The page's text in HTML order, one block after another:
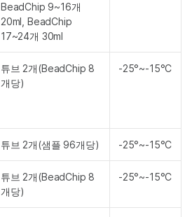
BeadChip 9~16개
20ml, BeadChip
17~24개 30ml
튜브 2개(BeadChip 8
개당)
-25°~-15°C
튜브 2개(샘플 96개당) -25°~-15°C
튜브 2개(BeadChip 8
개당)
-25°~-15°C